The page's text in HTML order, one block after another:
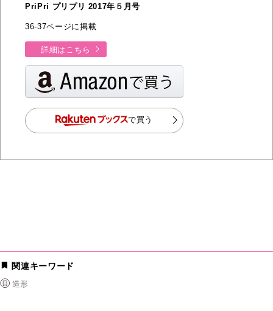
PriPri プリプリ 2017年５月号
36-37ページに掲載
詳細はこちら
で買う
関連キーワード
造形